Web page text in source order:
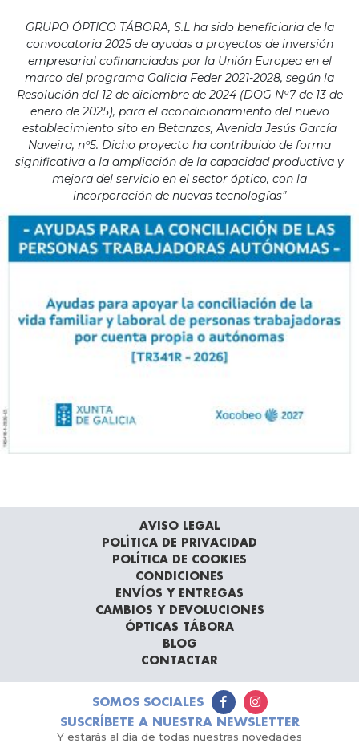
GRUPO ÓPTICO TÁBORA, S.L ha sido beneficiaria de la
convocatoria 2025 de ayudas a proyectos de inversión
empresarial cofinanciadas por la Unión Europea en el
marco del programa Galicia Feder 2021-2028, según la
Resolución del 12 de diciembre de 2024 (DOG Nº7 de 13 de
enero de 2025), para el acondicionamiento del nuevo
establecimiento sito en Betanzos, Avenida Jesús García
Naveira, nº5. Dicho proyecto ha contribuido de forma
significativa a la ampliación de la capacidad productiva y
mejora del servicio en el sector óptico, con la
incorporación de nuevas tecnologías”
AVISO LEGAL
POLÍTICA DE PRIVACIDAD
POLÍTICA DE COOKIES
CONDICIONES
ENVÍOS Y ENTREGAS
CAMBIOS Y DEVOLUCIONES
ÓPTICAS TÁBORA
BLOG
CONTACTAR
SOMOS SOCIALES
SUSCRÍBETE A NUESTRA NEWSLETTER
Y estarás al día de todas nuestras novedades